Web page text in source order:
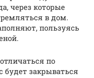
через которые
в дом.
пользуясь
по
закрываться